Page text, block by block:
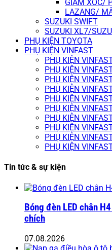
GIẢM XÓC/
LAZANG/
SUZUKI SWIFT
SUZUKI XL7/
PHỤ KIỆN TOYOTA
PHỤ KIỆN VINFAST
PHỤ KIỆN
PHỤ KIỆN
PHỤ KIỆN
PHỤ KIỆN
PHỤ KIỆN
PHỤ KIỆN
PHỤ KIỆN
PHỤ KIỆN
PHỤ KIỆN
PHỤ KIỆN
Tin tức & sự kiện
Bóng đèn LED chân
chích
07.08.2026